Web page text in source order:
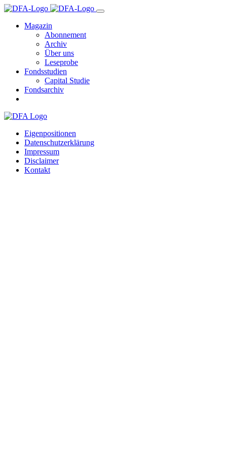
Magazin
Abonnement
Archiv
Über uns
Leseprobe
Fondsstudien
Capital Studie
Fondsarchiv
Eigenpositionen
Datenschutzerklärung
Impressum
Disclaimer
Kontakt